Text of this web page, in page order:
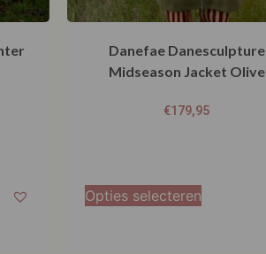
Danefae Danesculpture
Midseason Jacket Olive
€179,95
Opties selecteren